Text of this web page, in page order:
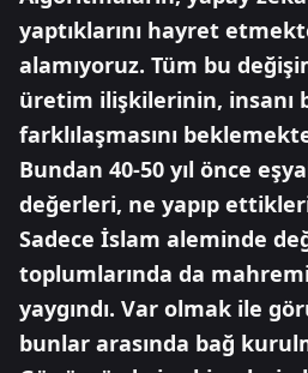
yaptıklarını hayret
alamıyoruz. Tüm bu
üretim ilişkilerinin, insanı
farklılaşmasını
Bundan 40-50 yıl önce
değerleri, ne yapıp
Sadece İslam aleminde
toplumlarında da
yaygındı. Var olmak ile
bunlar arasında bağ